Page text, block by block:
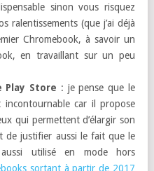
sinon vous risquez
ralentissements (que j’ai déjà
Chromebook, à savoir un
en travaillant sur un peu
Play Store : je pense que le
incontournable car il propose
qui permettent d’élargir son
de justifier aussi le fait que le
utilisé en mode hors
sortant à partir de 2017